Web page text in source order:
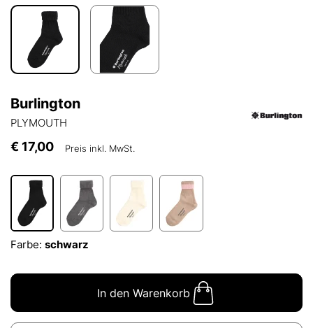
Burlington
PLYMOUTH
€ 17,00 Preis inkl. MwSt.
Farbe: schwarz
In den Warenkorb